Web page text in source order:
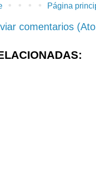
Página
comentarios